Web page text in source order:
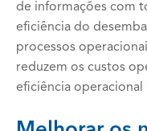
de informações com
eficiência do
processos
reduzem os custos
eficiência operacional